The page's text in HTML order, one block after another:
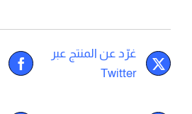
غرّد عن المنتج عبر
Twitter